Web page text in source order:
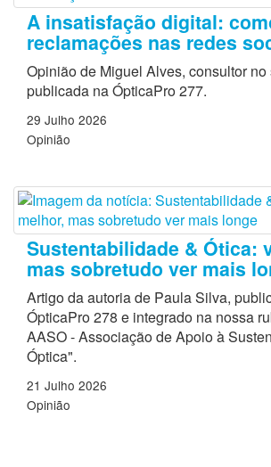
A insatisfação digital:
reclamações nas redes
Opinião de Miguel Alves, consultor no
publicada na ÓpticaPro 277.
29 Julho 2026
Opinião
Sustentabilidade & Ótica:
mas sobretudo ver mais
Artigo da autoria de Paula Silva,
ÓpticaPro 278 e integrado na nossa
AASO - Associação de Apoio à
Óptica".
21 Julho 2026
Opinião